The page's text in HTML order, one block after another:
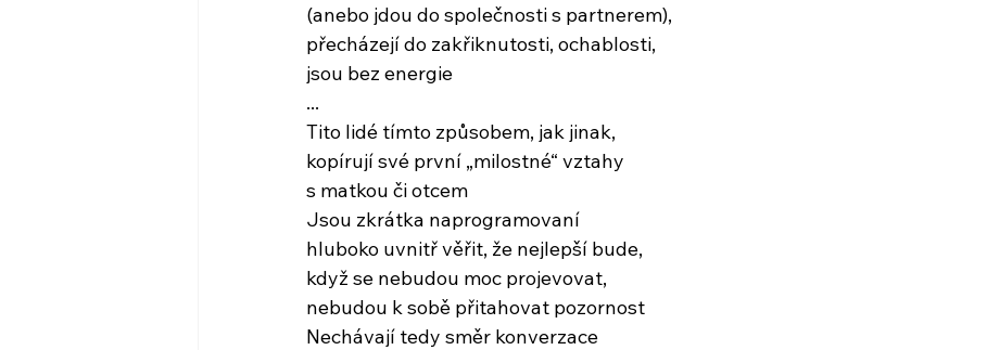
(anebo jdou do společnosti s partnerem),
přecházejí do zakřiknutosti, ochablosti,
jsou bez energie
...
Tito lidé tímto způsobem, jak jinak,
kopírují své první „milostné“ vztahy
s matkou či otcem
Jsou zkrátka naprogramovaní
hluboko uvnitř věřit, že nejlepší bude,
když se nebudou moc projevovat,
nebudou k sobě přitahovat pozornost
Nechávají tedy směr konverzace